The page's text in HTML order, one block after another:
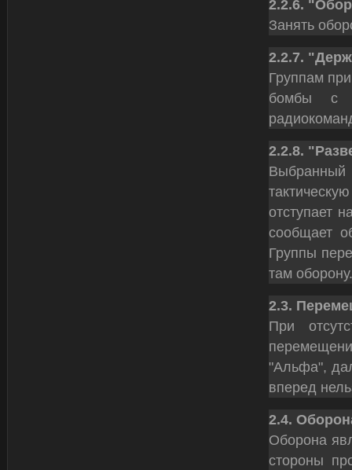
2.2.6.
Занять
2.2.7.
Группам
бомбы с
2.2.8.
отступает
сообщает
Группы
там оборону.
2.3.
При
"Альфа",
вперед
2.4.
Оборона
стороны